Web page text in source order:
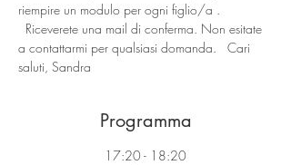
riempire un modulo per ogni figlio/a .
Riceverete una mail di conferma. Non esitate
a contattarmi per qualsiasi domanda.   Cari
saluti, Sandra
Programma
17:20 - 18:20